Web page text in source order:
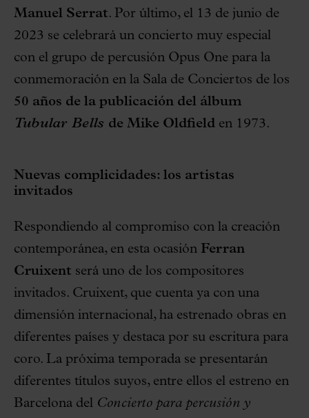
Manuel Serrat. Por último, el 13 de junio de
2023 se celebrará un concierto muy especial
con el grupo de percusión Opus One para la
conmemoración en la Sala de Conciertos de los
50 años de la publicación del álbum
Tubular Bells de Mike Oldfielden 1973.
Nuevas complicidades: los artistas
invitados
Respondiendo al compromiso con la creación
contemporánea, en esta ocasión Ferran
Cruixent será uno de los compositores
invitados. Cruixent, que cuenta ya con una
dimensión internacional, ha estrenado obras en
diferentes países y destaca por su escritura para
coro. La próxima temporada se presentarán
diferentes títulos suyos, entre ellos el estreno en
Barcelona del Concierto para percusión y